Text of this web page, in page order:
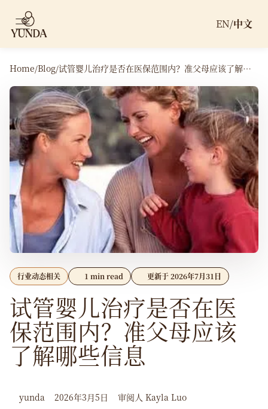
EN/中文
Home/Blog/ 试管婴儿治疗是否在医保范围内？准父母应该了解哪些信息
行业动态相关 1 min read 更新于 2026年7月31日
试管婴儿治疗是否在医
保范围内？准父母应该
了解哪些信息
yunda 2026年3月5日 审阅人 Kayla Luo